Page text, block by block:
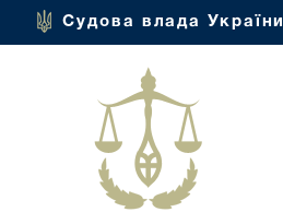
Судова влада України